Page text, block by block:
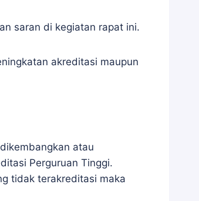
saran di kegiatan rapat ini.
akreditasi maupun
atau
Perguruan Tinggi.
tidak terakreditasi maka